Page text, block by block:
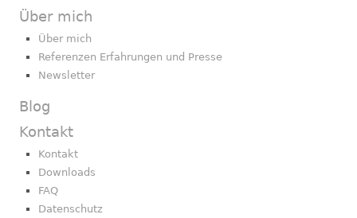
Über mich
Über mich
Referenzen Erfahrungen und Presse
Newsletter
Blog
Kontakt
Kontakt
Downloads
FAQ
Datenschutz